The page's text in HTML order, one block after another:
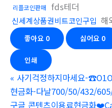
리플코인판매 fds테더
신세계상품권비트코인구입 해
좋아요 0 싫어요 0
인쇄
« 사기걱정하지마세요-
현금화-다날700/50/432/
구글 콘텐츠이용료현금화